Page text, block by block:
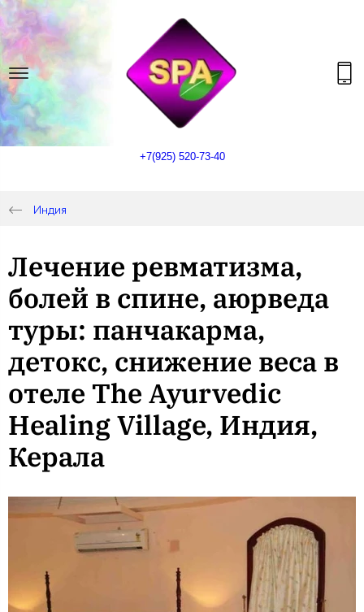
+7(925) 520-73-40
Индия
Лечение ревматизма,
болей в спине, аюрведа
туры: панчакарма,
детокс, снижение веса в
отеле The Ayurvedic
Healing Village, Индия,
Керала